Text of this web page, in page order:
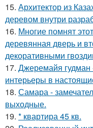
15. Архитектор из
деревом внутри
16. Многие помнят
деревянная дверь и
декоративными
17. Джеремайя гудман
интерьеры в
18. Самара -
выходные.
19. * квартира 45 кв.